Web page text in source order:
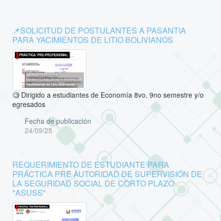
📌SOLICITUD DE POSTULANTES A PASANTIA
PARA YACIMIENTOS DE LITIO BOLIVIANOS
🧐 Dirigido a estudiantes de Economía 8vo, 9no semestre y/o
egresados
Fecha de publicación
24/09/25
REQUERIMIENTO DE ESTUDIANTE PARA
PRÁCTICA PRE AUTORIDAD DE SUPERVISIÓN DE
LA SEGURIDAD SOCIAL DE CORTO PLAZO
"ASUSS"